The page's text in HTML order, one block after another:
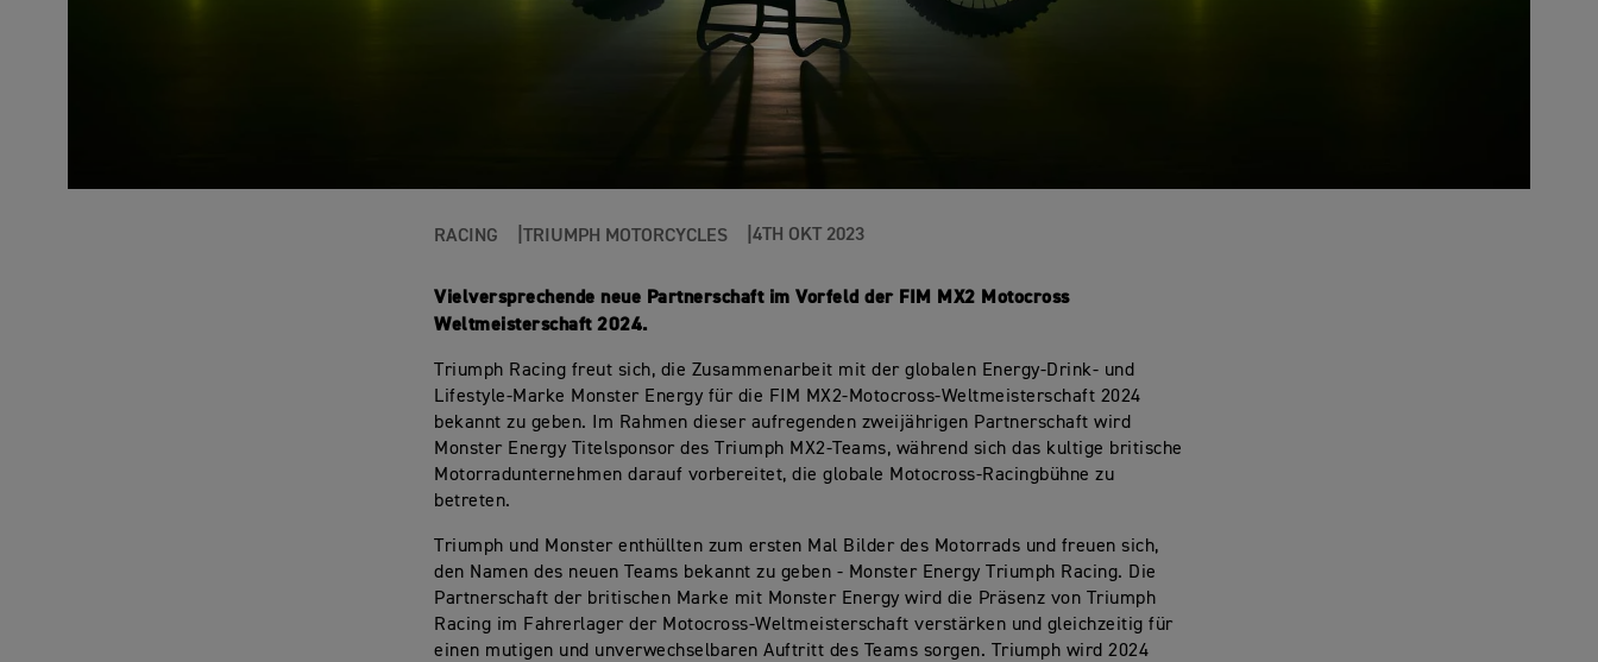
RACING TRIUMPH MOTORCYCLES 4TH OKT 2023
Vielversprechende neue Partnerschaft im Vorfeld der FIM MX2 Motocross
Weltmeisterschaft 2024.
Triumph Racing freut sich, die Zusammenarbeit mit der globalen Energy-Drink- und
Lifestyle-Marke Monster Energy für die FIM MX2-Motocross-Weltmeisterschaft 2024
bekannt zu geben. Im Rahmen dieser aufregenden zweijährigen Partnerschaft wird
Monster Energy Titelsponsor des Triumph MX2-Teams, während sich das kultige britische
Motorradunternehmen darauf vorbereitet, die globale Motocross-Racingbühne zu
betreten.
Triumph und Monster enthüllten zum ersten Mal Bilder des Motorrads und freuen sich,
den Namen des neuen Teams bekannt zu geben - Monster Energy Triumph Racing. Die
Partnerschaft der britischen Marke mit Monster Energy wird die Präsenz von Triumph
Racing im Fahrerlager der Motocross-Weltmeisterschaft verstärken und gleichzeitig für
einen mutigen und unverwechselbaren Auftritt des Teams sorgen. Triumph wird 2024